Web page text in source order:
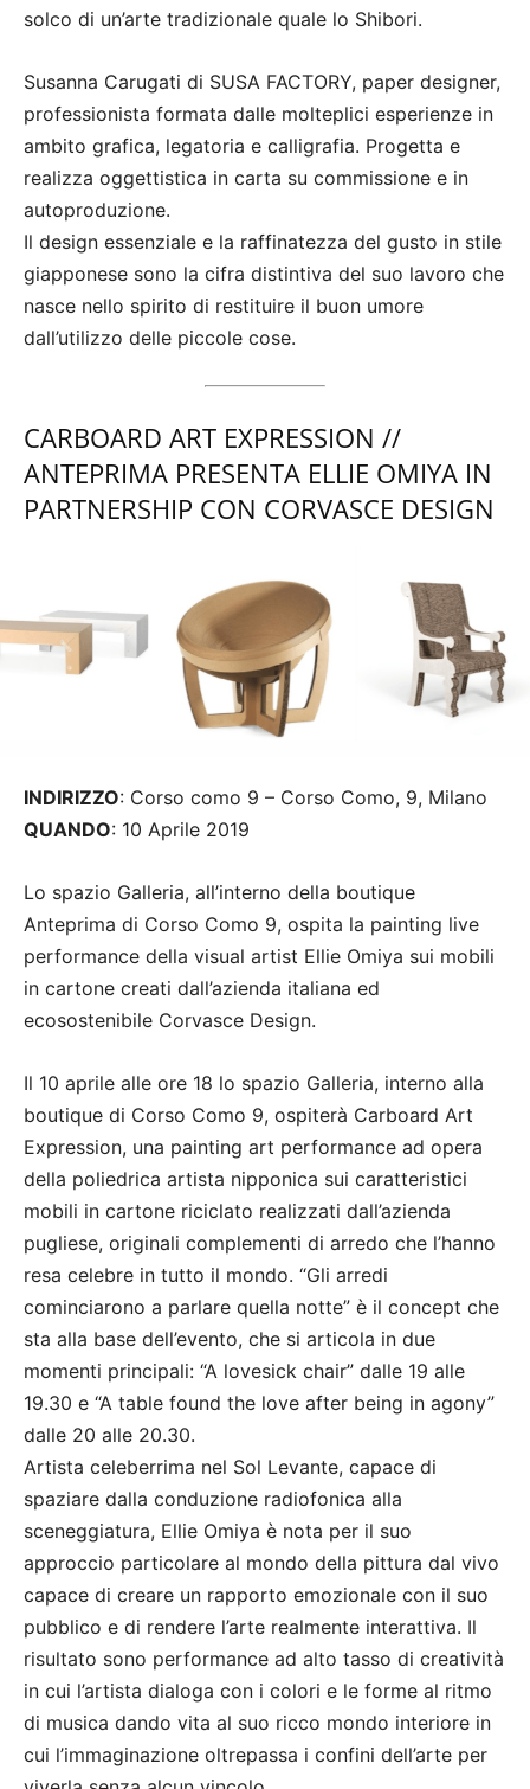
solco di un’arte tradizionale quale lo Shibori.
Susanna Carugati di SUSA FACTORY, paper designer,
professionista formata dalle molteplici esperienze in
ambito grafica, legatoria e calligrafia. Progetta e
realizza oggettistica in carta su commissione e in
autoproduzione.
Il design essenziale e la raffinatezza del gusto in stile
giapponese sono la cifra distintiva del suo lavoro che
nasce nello spirito di restituire il buon umore
dall’utilizzo delle piccole cose.
CARBOARD ART EXPRESSION //
ANTEPRIMA PRESENTA ELLIE OMIYA IN
PARTNERSHIP CON CORVASCE DESIGN
INDIRIZZO: Corso como 9 – Corso Como, 9, Milano
QUANDO: 10 Aprile 2019
Lo spazio Galleria, all’interno della boutique
Anteprima di Corso Como 9, ospita la painting live
performance della visual artist Ellie Omiya sui mobili
in cartone creati dall’azienda italiana ed
ecosostenibile Corvasce Design.
Il 10 aprile alle ore 18 lo spazio Galleria, interno alla
boutique di Corso Como 9, ospiterà Carboard Art
Expression, una painting art performance ad opera
della poliedrica artista nipponica sui caratteristici
mobili in cartone riciclato realizzati dall’azienda
pugliese, originali complementi di arredo che l’hanno
resa celebre in tutto il mondo. “Gli arredi
cominciarono a parlare quella notte” è il concept che
sta alla base dell’evento, che si articola in due
momenti principali: “A lovesick chair” dalle 19 alle
19.30 e “A table found the love after being in agony”
dalle 20 alle 20.30.
Artista celeberrima nel Sol Levante, capace di
spaziare dalla conduzione radiofonica alla
sceneggiatura, Ellie Omiya è nota per il suo
approccio particolare al mondo della pittura dal vivo
capace di creare un rapporto emozionale con il suo
pubblico e di rendere l’arte realmente interattiva. Il
risultato sono performance ad alto tasso di creatività
in cui l’artista dialoga con i colori e le forme al ritmo
di musica dando vita al suo ricco mondo interiore in
cui l’immaginazione oltrepassa i confini dell’arte per